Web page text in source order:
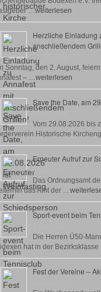
…weiterlesen
Herzliche Einladung
anschließendem
Sonntag, den 2. August,
– …weiterlesen
Save the Date, am
Vom 29.08.2026 bis
Historische
Erneuter Aufruf zur
8 Juli, 2026
Das Ordnungsamt
das Amt der …
Sport-event beim
Die Herren Ü50-
hat in der
Fest der Vereine –